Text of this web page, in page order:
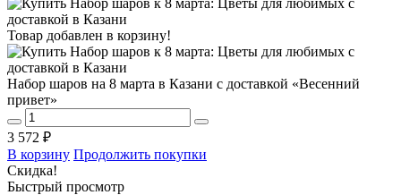
Товар добавлен в корзину!
Набор шаров на 8 марта в Казани с доставкой «Весенний
привет»
3 572 ₽
В корзину Продолжить покупки
Скидка!
Быстрый просмотр